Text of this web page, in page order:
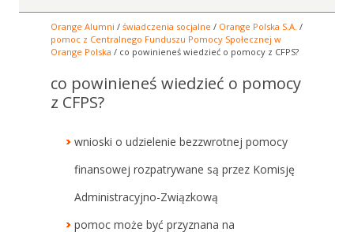
Orange Alumni / świadczenia socjalne / Orange Polska S.A. /
pomoc z Centralnego Funduszu Pomocy Społecznej w
Orange Polska / co powinieneś wiedzieć o pomocy z CFPS?
co powinieneś wiedzieć o pomocy
z CFPS?
wnioski o udzielenie bezzwrotnej pomocy
finansowej rozpatrywane są przez Komisję
Administracyjno-Związkową
pomoc może być przyznana na